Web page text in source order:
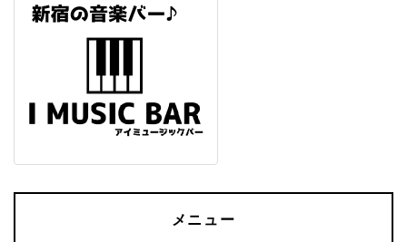
メニュー